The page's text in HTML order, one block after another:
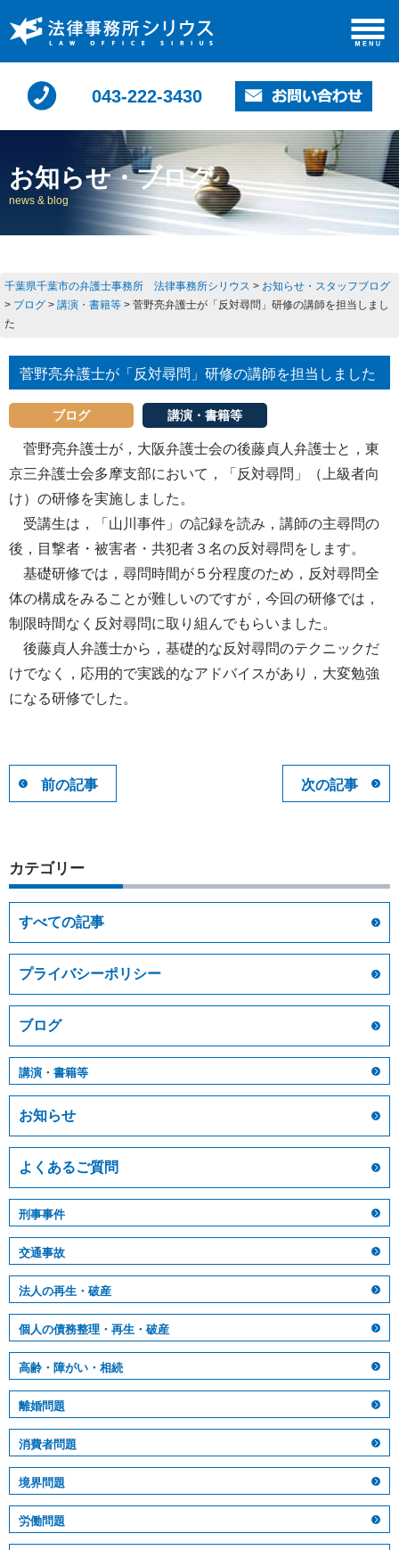
043-222-3430
お知らせ・ブログ
news & blog
千葉県千葉市の弁護士事務所 法律事務所シリウス > お知らせ・スタッフブログ
> ブログ > 講演・書籍等 > 菅野亮弁護士が「反対尋問」研修の講師を担当しまし
た
菅野亮弁護士が「反対尋問」研修の講師を担当しました
ブログ 講演・書籍等
菅野亮弁護士が，大阪弁護士会の後藤貞人弁護士と，東
京三弁護士会多摩支部において，「反対尋問」（上級者向
け）の研修を実施しました。
受講生は，「山川事件」の記録を読み，講師の主尋問の
後，目撃者・被害者・共犯者３名の反対尋問をします。
基礎研修では，尋問時間が５分程度のため，反対尋問全
体の構成をみることが難しいのですが，今回の研修では，
制限時間なく反対尋問に取り組んでもらいました。
後藤貞人弁護士から，基礎的な反対尋問のテクニックだ
けでなく，応用的で実践的なアドバイスがあり，大変勉強
になる研修でした。
前の記事 次の記事
カテゴリー
すべての記事
プライバシーポリシー
ブログ
講演・書籍等
お知らせ
よくあるご質問
刑事事件
交通事故
法人の再生・破産
個人の債務整理・再生・破産
高齢・障がい・相続
離婚問題
消費者問題
境界問題
労働問題